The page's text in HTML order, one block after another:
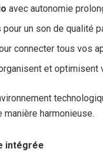
avec autonomie
pour un son de qualité
connecter tous vos
et optimisent
harmonieuse.
intégrée